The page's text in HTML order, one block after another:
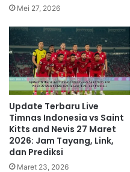
Mei 27, 2026
Update Terbaru Live
Timnas Indonesia vs Saint
Kitts and Nevis 27 Maret
2026: Jam Tayang, Link,
dan Prediksi
Maret 23, 2026